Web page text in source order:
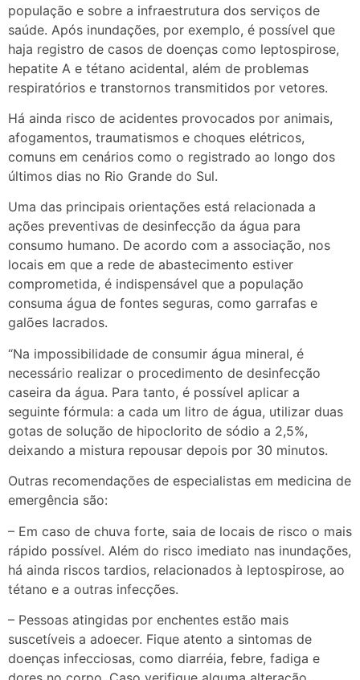
população e sobre a infraestrutura dos serviços de
saúde. Após inundações, por exemplo, é possível que
haja registro de casos de doenças como leptospirose,
hepatite A e tétano acidental, além de problemas
respiratórios e transtornos transmitidos por vetores.
Há ainda risco de acidentes provocados por animais,
afogamentos, traumatismos e choques elétricos,
comuns em cenários como o registrado ao longo dos
últimos dias no Rio Grande do Sul.
Uma das principais orientações está relacionada a
ações preventivas de desinfecção da água para
consumo humano. De acordo com a associação, nos
locais em que a rede de abastecimento estiver
comprometida, é indispensável que a população
consuma água de fontes seguras, como garrafas e
galões lacrados.
“Na impossibilidade de consumir água mineral, é
necessário realizar o procedimento de desinfecção
caseira da água. Para tanto, é possível aplicar a
seguinte fórmula: a cada um litro de água, utilizar duas
gotas de solução de hipoclorito de sódio a 2,5%,
deixando a mistura repousar depois por 30 minutos.
Outras recomendações de especialistas em medicina de
emergência são:
– Em caso de chuva forte, saia de locais de risco o mais
rápido possível. Além do risco imediato nas inundações,
há ainda riscos tardios, relacionados à leptospirose, ao
tétano e a outras infecções.
– Pessoas atingidas por enchentes estão mais
suscetíveis a adoecer. Fique atento a sintomas de
doenças infecciosas, como diarréia, febre, fadiga e